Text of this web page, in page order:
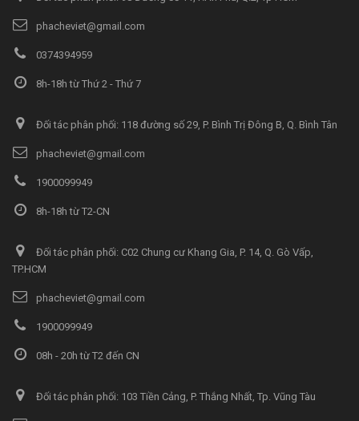
phacheviet@gmail.com
0374394959
8h-18h từ Thứ 2 - Thứ 7
Đối tác phân phối: 118 đường số 29, P. Bình Trị Đông B, Q. Bình Tân
phacheviet@gmail.com
1900099949
8h-18h từ T2-CN
Đối tác phân phối: C02 Chung cư Khang Gia, P. 14, Q. Gò Vấp,
TP.HCM
phacheviet@gmail.com
1900099949
08h - 20h từ T2 đến CN
Đối tác phân phối: 103 Tiền Cảng, P. Thắng Nhất, Tp. Vũng Tàu